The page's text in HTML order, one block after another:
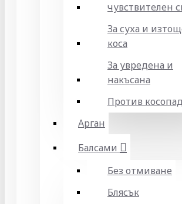
чувствителен
За суха и
коса
За увредена и
накъсана
Против косопад
Арган
Балсами
Без отмиване
Блясък